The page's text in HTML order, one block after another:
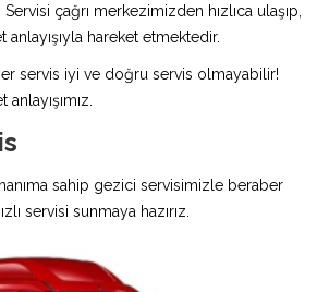
çağrı merkezimizden hızlıca ulaşıp,
anlayışıyla hareket etmektedir.
servis iyi ve doğru servis olmayabilir!
sahip gezici servisimizle beraber
servisi sunmaya hazırız.